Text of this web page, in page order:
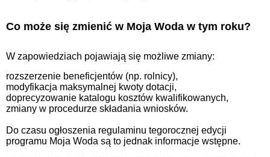
Co może się zmienić w Moja Woda w tym roku?
W zapowiedziach pojawiają się możliwe zmiany:
rozszerzenie beneficjentów (np. rolnicy),
modyfikacja maksymalnej kwoty dotacji,
doprecyzowanie katalogu kosztów kwalifikowanych,
zmiany w procedurze składania wniosków.
Do czasu ogłoszenia regulaminu tegorocznej edycji
programu Moja Woda są to jednak informacje wstępne.